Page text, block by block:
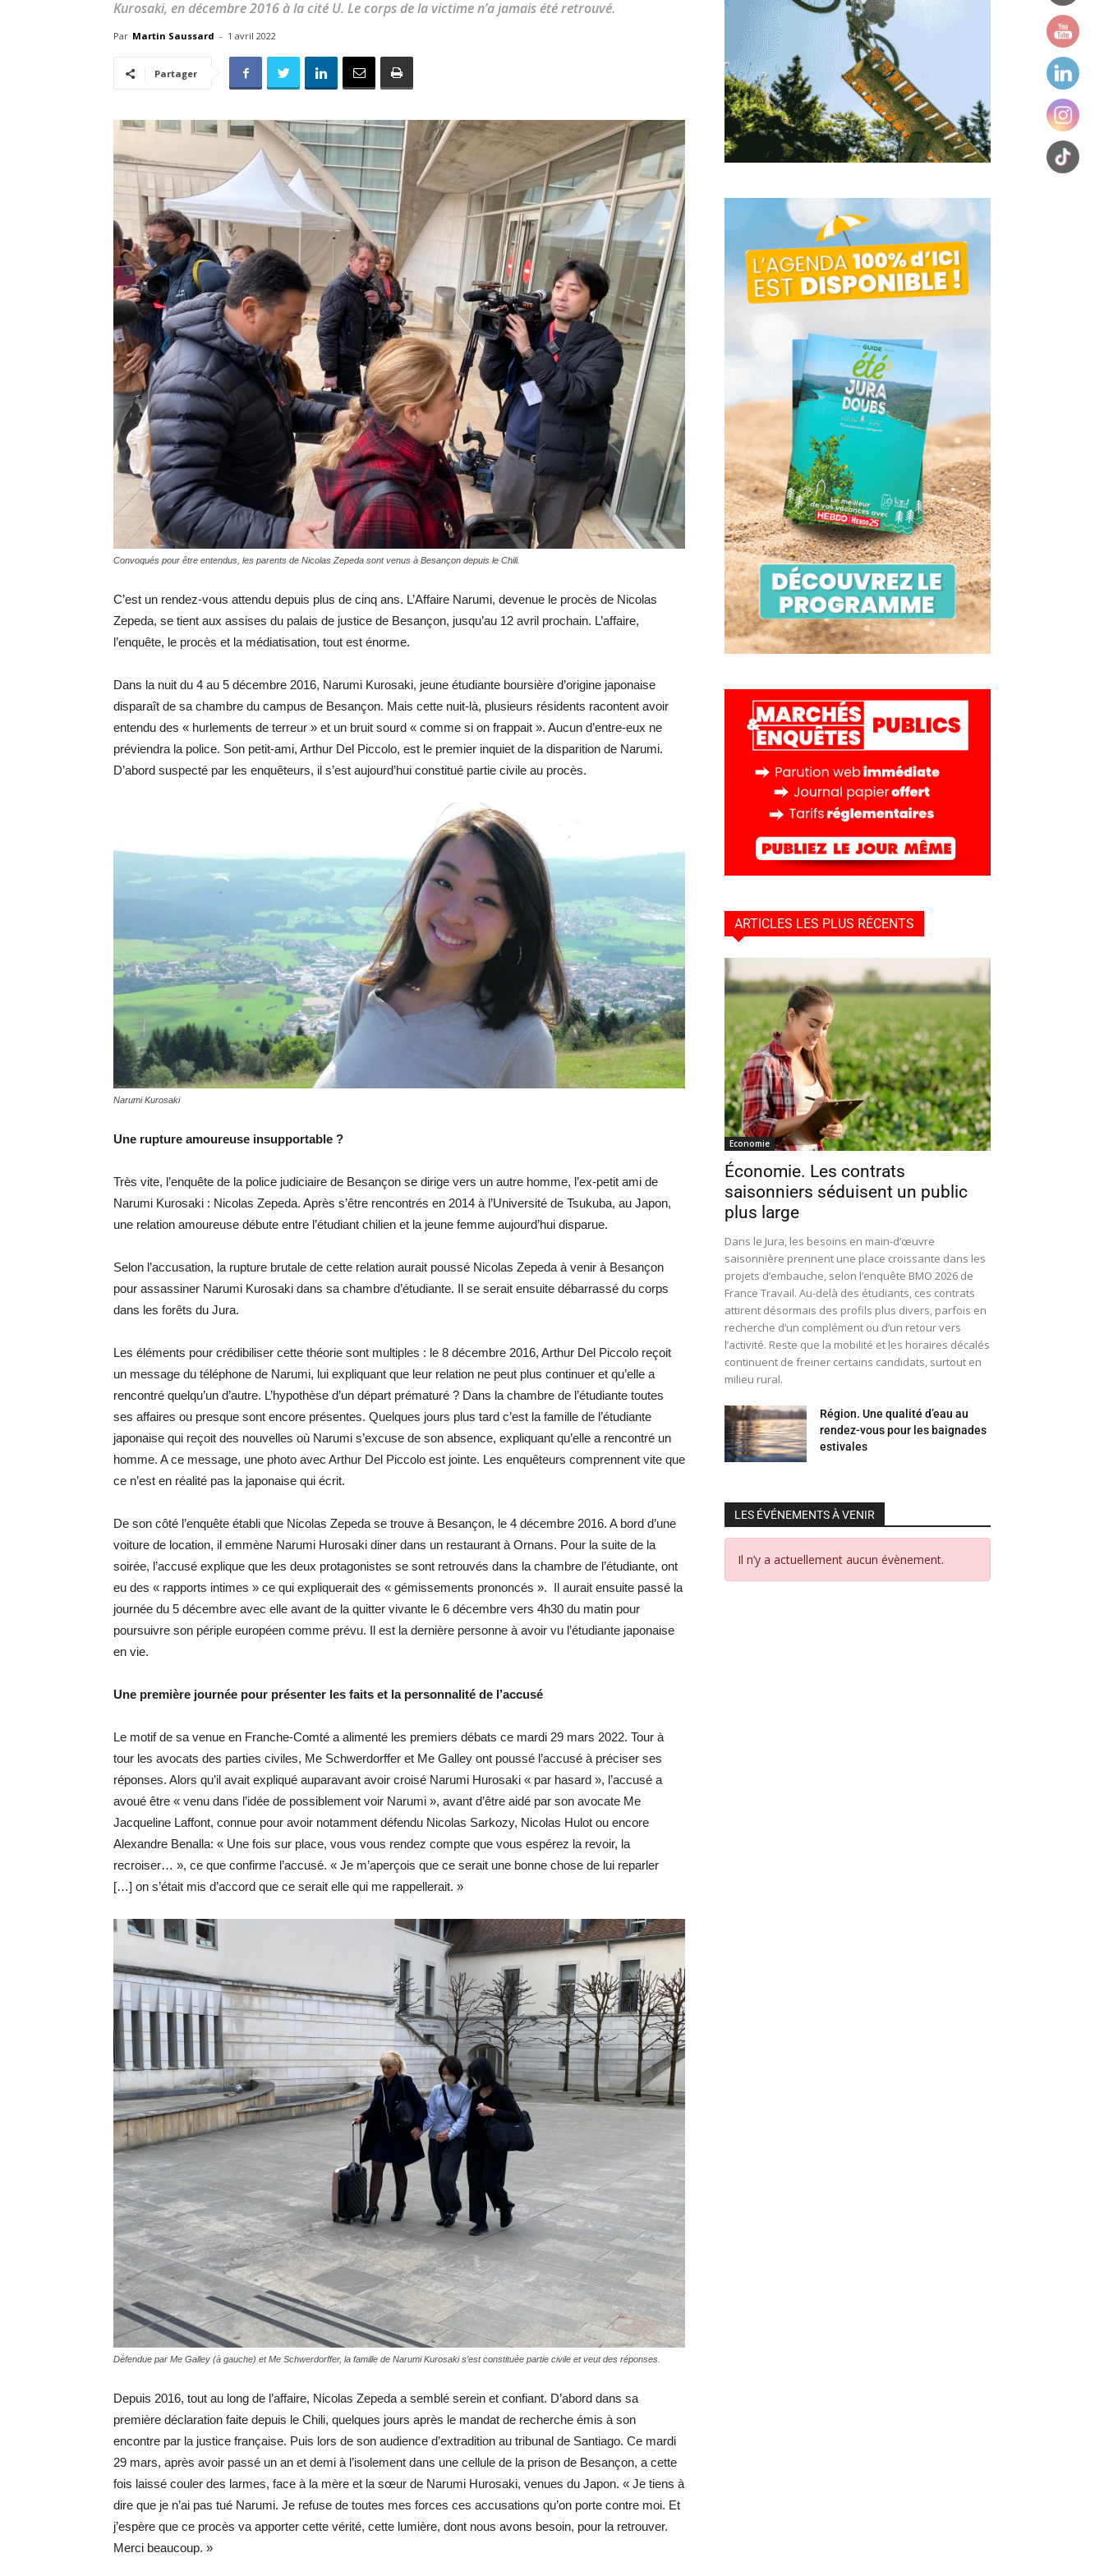
toute
locale
–
Kurosaki, en décembre 2016 à la cité U. Le corps de la victime n’a jamais été retrouvé.
Par Martin Saussard - 1 avril 2022
Partager
Convoqués pour être entendus, les parents de Nicolas Zepeda sont venus à Besançon depuis le Chili.
C’est un rendez-vous attendu depuis plus de cinq ans. L’Affaire Narumi, devenue le procès de Nicolas
Zepeda, se tient aux assises du palais de justice de Besançon, jusqu’au 12 avril prochain. L’affaire,
l’enquête, le procès et la médiatisation, tout est énorme.
Dans la nuit du 4 au 5 décembre 2016, Narumi Kurosaki, jeune étudiante boursière d’origine japonaise
disparaît de sa chambre du campus de Besançon. Mais cette nuit-là, plusieurs résidents racontent avoir
entendu des « hurlements de terreur » et un bruit sourd « comme si on frappait ». Aucun d’entre-eux ne
préviendra la police. Son petit-ami, Arthur Del Piccolo, est le premier inquiet de la disparition de Narumi.
D’abord suspecté par les enquêteurs, il s’est aujourd’hui constitué partie civile au procès.
Narumi Kurosaki
Une rupture amoureuse insupportable ?
Très vite, l’enquête de la police judiciaire de Besançon se dirige vers un autre homme, l’ex-petit ami de
Narumi Kurosaki : Nicolas Zepeda. Après s’être rencontrés en 2014 à l’Université de Tsukuba, au Japon,
une relation amoureuse débute entre l’étudiant chilien et la jeune femme aujourd’hui disparue.
Selon l’accusation, la rupture brutale de cette relation aurait poussé Nicolas Zepeda à venir à Besançon
pour assassiner Narumi Kurosaki dans sa chambre d’étudiante. Il se serait ensuite débarrassé du corps
dans les forêts du Jura.
Les éléments pour crédibiliser cette théorie sont multiples : le 8 décembre 2016, Arthur Del Piccolo reçoit
un message du téléphone de Narumi, lui expliquant que leur relation ne peut plus continuer et qu’elle a
rencontré quelqu’un d’autre. L’hypothèse d’un départ prématuré ? Dans la chambre de l’étudiante toutes
ses affaires ou presque sont encore présentes. Quelques jours plus tard c’est la famille de l’étudiante
japonaise qui reçoit des nouvelles où Narumi s’excuse de son absence, expliquant qu’elle a rencontré un
homme. A ce message, une photo avec Arthur Del Piccolo est jointe. Les enquêteurs comprennent vite que
ce n’est en réalité pas la japonaise qui écrit.
De son côté l’enquête établi que Nicolas Zepeda se trouve à Besançon, le 4 décembre 2016. A bord d’une
voiture de location, il emmène Narumi Hurosaki diner dans un restaurant à Ornans. Pour la suite de la
soirée, l’accusé explique que les deux protagonistes se sont retrouvés dans la chambre de l’étudiante, ont
eu des « rapports intimes » ce qui expliquerait des « gémissements prononcés ». Il aurait ensuite passé la
journée du 5 décembre avec elle avant de la quitter vivante le 6 décembre vers 4h30 du matin pour
poursuivre son périple européen comme prévu. Il est la dernière personne à avoir vu l’étudiante japonaise
en vie.
Une première journée pour présenter les faits et la personnalité de l’accusé
Le motif de sa venue en Franche-Comté a alimenté les premiers débats ce mardi 29 mars 2022. Tour à
tour les avocats des parties civiles, Me Schwerdorffer et Me Galley ont poussé l’accusé à préciser ses
réponses. Alors qu’il avait expliqué auparavant avoir croisé Narumi Hurosaki « par hasard », l’accusé a
avoué être « venu dans l’idée de possiblement voir Narumi », avant d’être aidé par son avocate Me
Jacqueline Laffont, connue pour avoir notamment défendu Nicolas Sarkozy, Nicolas Hulot ou encore
Alexandre Benalla: « Une fois sur place, vous vous rendez compte que vous espérez la revoir, la
recroiser… », ce que confirme l’accusé. « Je m’aperçois que ce serait une bonne chose de lui reparler
[…] on s’était mis d’accord que ce serait elle qui me rappellerait. »
Défendue par Me Galley (à gauche) et Me Schwerdorffer, la famille de Narumi Kurosaki s’est constituée partie civile et veut des réponses.
Depuis 2016, tout au long de l’affaire, Nicolas Zepeda a semblé serein et confiant. D’abord dans sa
première déclaration faite depuis le Chili, quelques jours après le mandat de recherche émis à son
encontre par la justice française. Puis lors de son audience d’extradition au tribunal de Santiago. Ce mardi
29 mars, après avoir passé un an et demi à l’isolement dans une cellule de la prison de Besançon, a cette
fois laissé couler des larmes, face à la mère et la sœur de Narumi Hurosaki, venues du Japon. « Je tiens à
dire que je n’ai pas tué Narumi. Je refuse de toutes mes forces ces accusations qu’on porte contre moi. Et
j’espère que ce procès va apporter cette vérité, cette lumière, dont nous avons besoin, pour la retrouver.
Merci beaucoup. »
ARTICLES LES PLUS RÉCENTS
Economie
Économie. Les contrats
saisonniers séduisent un public
plus large
Dans le Jura, les besoins en main-d’œuvre
saisonnière prennent une place croissante dans les
projets d’embauche, selon l’enquête BMO 2026 de
France Travail. Au-delà des étudiants, ces contrats
attirent désormais des profils plus divers, parfois en
recherche d’un complément ou d’un retour vers
l’activité. Reste que la mobilité et les horaires décalés
continuent de freiner certains candidats, surtout en
milieu rural.
Région. Une qualité d’eau au
rendez-vous pour les baignades
estivales
LES ÉVÉNEMENTS À VENIR
Il n’y a actuellement aucun évènement.